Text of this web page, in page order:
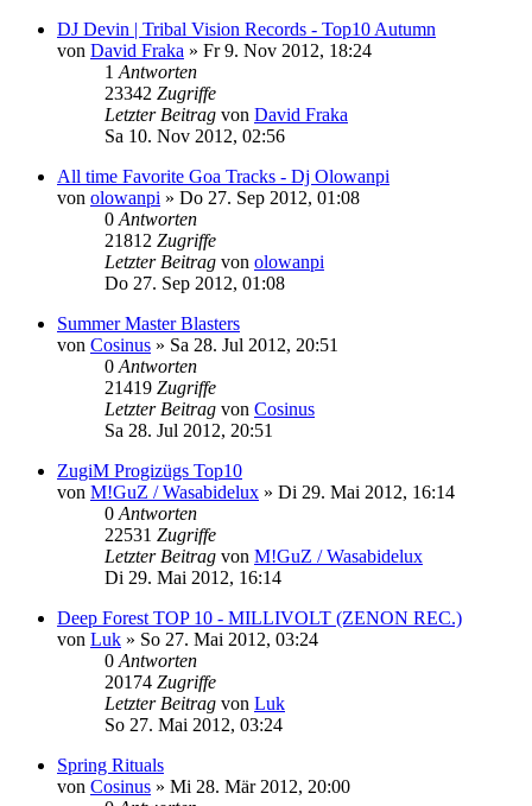
DJ Devin | Tribal Vision Records - Top10 Autumn
von David Fraka » Fr 9. Nov 2012, 18:24
1 Antworten
23342 Zugriffe
Letzter Beitrag von David Fraka
Sa 10. Nov 2012, 02:56
All time Favorite Goa Tracks - Dj Olowanpi
von olowanpi » Do 27. Sep 2012, 01:08
0 Antworten
21812 Zugriffe
Letzter Beitrag von olowanpi
Do 27. Sep 2012, 01:08
Summer Master Blasters
von Cosinus » Sa 28. Jul 2012, 20:51
0 Antworten
21419 Zugriffe
Letzter Beitrag von Cosinus
Sa 28. Jul 2012, 20:51
ZugiM Progizügs Top10
von M!GuZ / Wasabidelux » Di 29. Mai 2012, 16:14
0 Antworten
22531 Zugriffe
Letzter Beitrag von M!GuZ / Wasabidelux
Di 29. Mai 2012, 16:14
Deep Forest TOP 10 - MILLIVOLT (ZENON REC.)
von Luk » So 27. Mai 2012, 03:24
0 Antworten
20174 Zugriffe
Letzter Beitrag von Luk
So 27. Mai 2012, 03:24
Spring Rituals
von Cosinus » Mi 28. Mär 2012, 20:00